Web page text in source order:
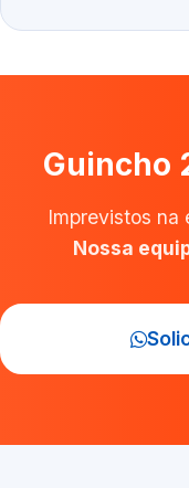
Guincho
Imprevistos na
Nossa